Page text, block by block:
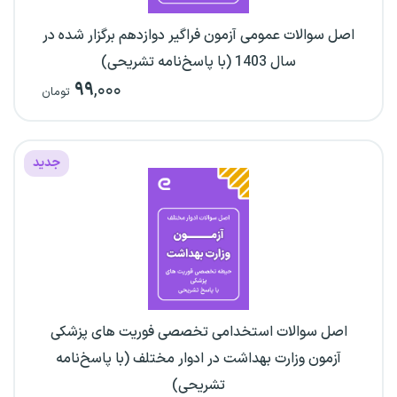
اصل سوالات عمومی آزمون فراگیر دوازدهم برگزار شده در
سال 1403 (با پاسخ‌نامه تشریحی)
۹۹,۰۰۰ تومان
جدید
اصل سوالات استخدامی تخصصی فوریت های پزشکی
آزمون وزارت بهداشت در ادوار مختلف (با پاسخ‌نامه
تشریحی)